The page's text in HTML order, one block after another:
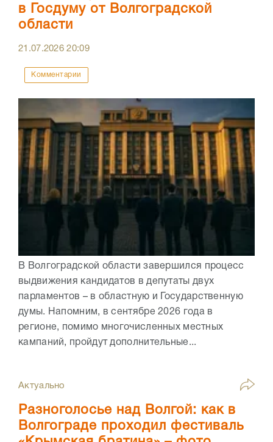
в Госдуму от Волгоградской
области
21.07.202620:09
Комментарии
В Волгоградской области завершился процесс
выдвижения кандидатов в депутаты двух
парламентов – в областную и Государственную
думы. Напомним, в сентябре 2026 года в
регионе, помимо многочисленных местных
кампаний, пройдут дополнительные...
Актуально
Разноголосье над Волгой: как в
Волгограде проходил фестиваль